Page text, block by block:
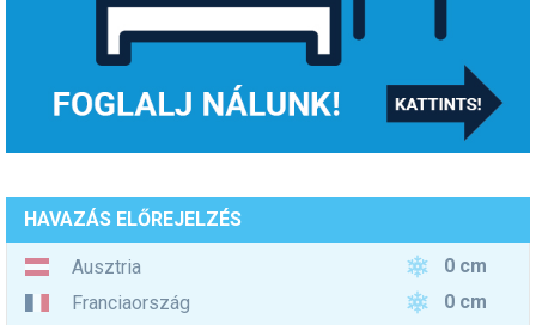
HAVAZÁS ELŐREJELZÉS
Ausztria
0 cm
Franciaország
0 cm